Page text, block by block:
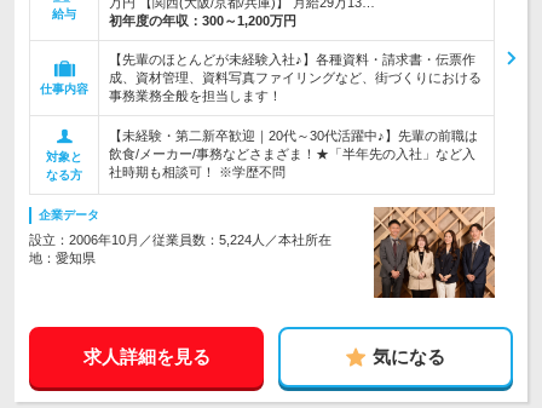
給与
初年度の年収： 300～1,200万円
仕事内容
【先輩のほとんどが未経験入社♪】各種資料・請求書・伝票作
成、資材管理、資料写真ファイリングなど、街づくりにおける
事務業務全般を担当します！
対象と
なる方
【未経験・第二新卒歓迎｜20代～30代活躍中♪】先輩の前職は
飲食/メーカー/事務などさまざま！★「半年先の入社」など入
社時期も相談可！ ※学歴不問
企業データ
設立：2006年10月／従業員数：5,224人／本社所在
地：愛知県
求人詳細を見る 気になる